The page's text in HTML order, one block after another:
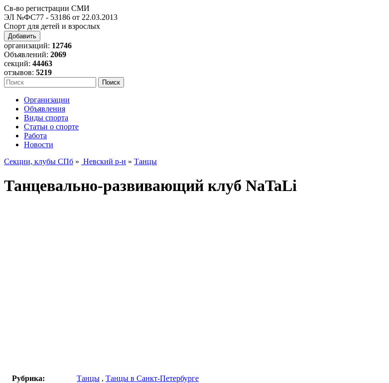
Св-во регистрации СМИ
ЭЛ №ФС77 - 53186 от 22.03.2013
Спорт для детей и взрослых
Добавить
организаций: 12746
Объявлений: 2069
секций: 44463
отзывов: 5219
Организации
Объявления
Виды спорта
Статьи о спорте
Работа
Новости
Секции, клубы СПб » Невский р-н » Танцы
Танцевально-развивающий клуб NaTaLi
Рубрика:
Танцы , Танцы в Санкт-Петербурге